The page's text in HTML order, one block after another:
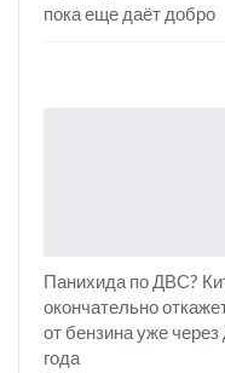
пока еще даёт добро
Панихида по ДВС?
окончательно
от бензина уже через
года